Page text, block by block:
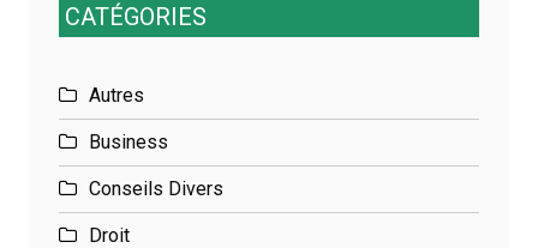
CATÉGORIES
Autres
Business
Conseils Divers
Droit